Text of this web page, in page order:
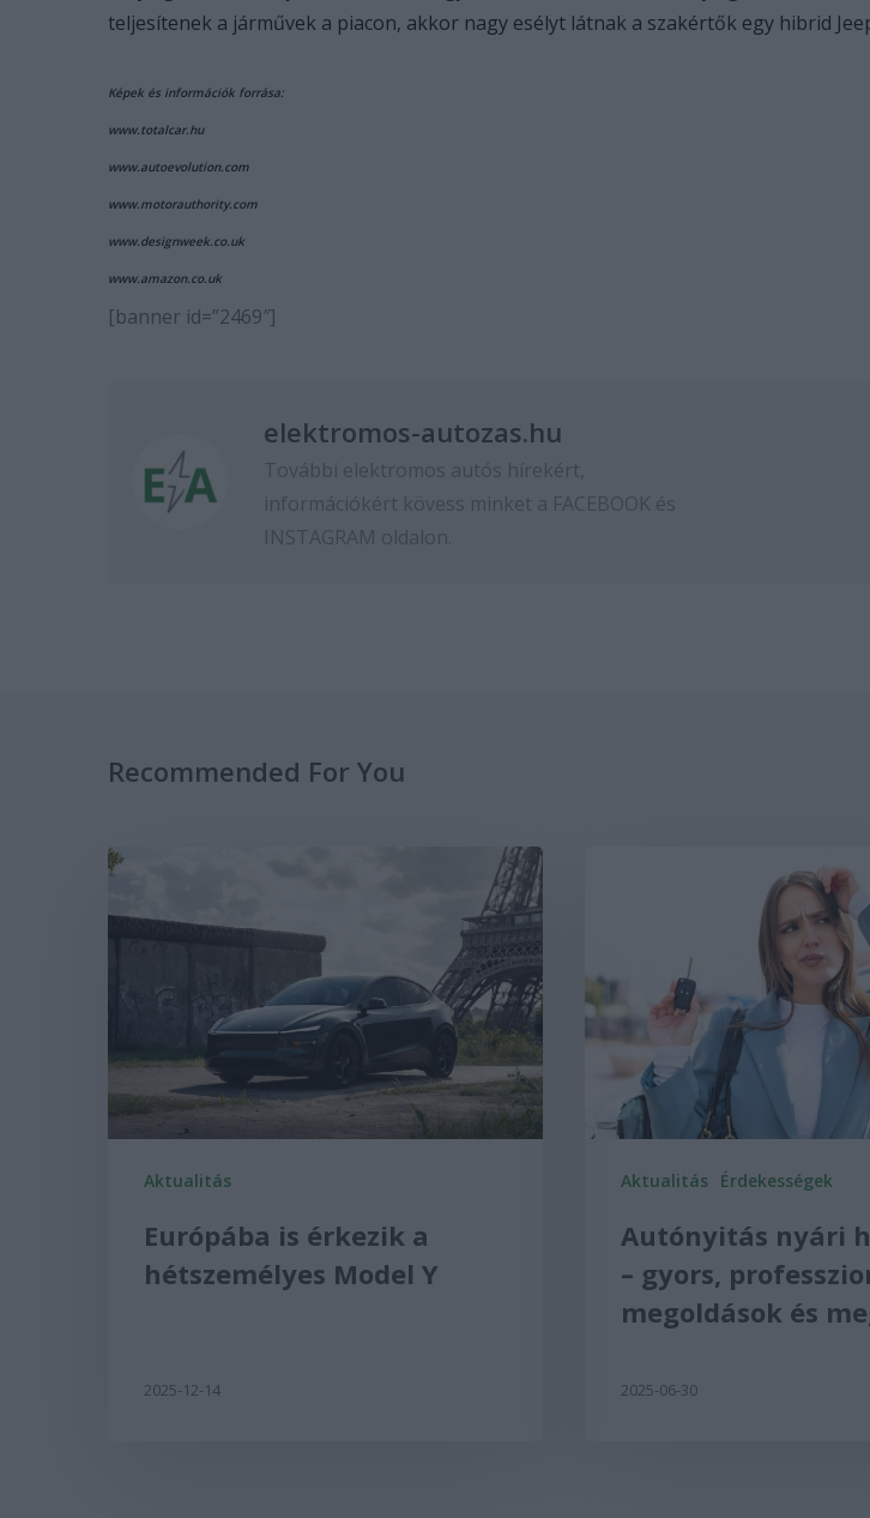
teljesítenek a járművek a piacon, akkor nagy esélyt látnak a szakértők egy hibrid
Képek és információk forrása:
www.totalcar.hu
www.autoevolution.com
www.motorauthority.com
www.designweek.co.uk
www.amazon.co.uk
[banner id=”2469″]
elektromos-autozas.hu
További elektromos autós hírekért,
információkért kövess minket a FACEBOOK és
INSTAGRAM oldalon.
Recommended For You
Aktualitás
Európába is érkezik a
hétszemélyes Model Y
2025-12-14
Aktualitás Érdekességek
Autónyitás nyári
– gyors,
megoldások és
2025-06-30